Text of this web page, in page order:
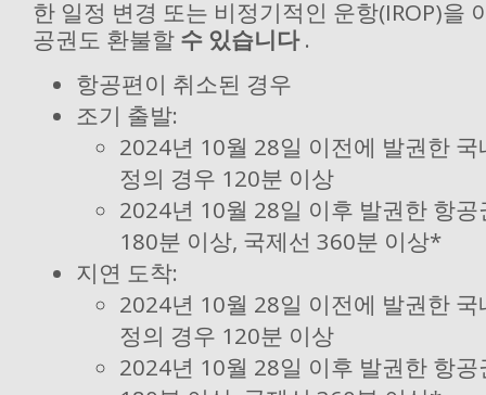
한 일정 변경 또는 비정기적인 운항(IROP)을
공권도 환불할 수 있습니다.
항공편이 취소된 경우
조기 출발:
2024년 10월 28일 이전에 발권한
정의 경우 120분 이상
2024년 10월 28일 이후 발권한 항
180분 이상, 국제선 360분 이상*
지연 도착:
2024년 10월 28일 이전에 발권한
정의 경우 120분 이상
2024년 10월 28일 이후 발권한 항